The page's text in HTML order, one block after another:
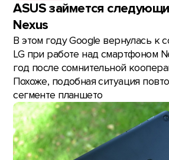
ASUS займется
Nexus
В этом году Google вернулась к
LG при работе над смартфоном
год после сомнительной
Похоже, подобная ситуация
сегменте планшето